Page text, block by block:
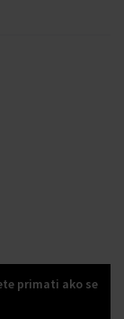
primati ako se